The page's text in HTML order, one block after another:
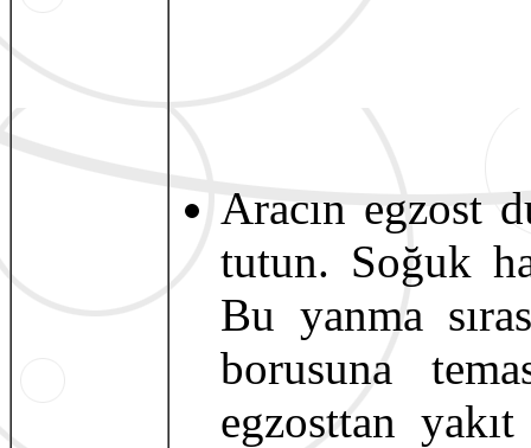
Aracın egzost
tutun. Soğuk
Bu yanma
borusuna
egzosttan